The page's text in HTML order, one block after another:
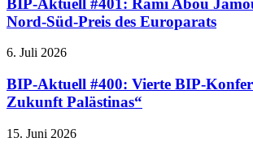
Nord-Süd-Preis des Europarats
6. Juli 2026
BIP-Aktuell #400: Vierte BIP-
Zukunft Palästinas“
15. Juni 2026